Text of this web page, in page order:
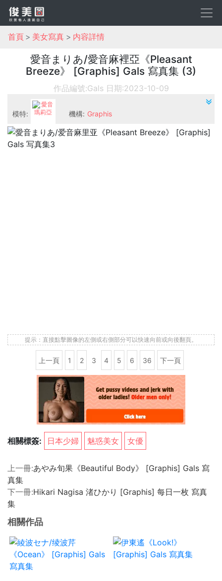
首頁 美女寫真 内容詳情
愛音まりあ/愛音麻裡亞《Pleasant
Breeze》 [Graphis] Gals 寫真集 (3)
作品編號:Gals 日期:2023-10-09
模特:
愛音瑪莉亞
機構: Graphis
提示：直接點擊圖像的左側或右側部分可以快速向前或向後翻頁。
上一頁 1 2 3 4 5 6 36 下一頁
相關標簽: 日本少婦 魅惑美女 女優
上一冊:あやみ旬果《Beautiful Body》 [Graphis] Gals 寫
真集
下一冊:Hikari Nagisa 渚ひかり [Graphis] 每日一枚 寫真
集
相關作品